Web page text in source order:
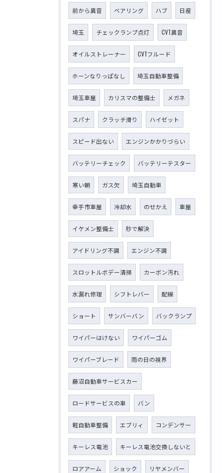
前から異音 ベアリング ハブ 日産
埼玉 チェックランプ点灯 CVT異音
オイルストレーナー CVTフルード
ホーンなりっぱなし 埼玉自動車整備
埼玉車屋 カリスマの整備士 メガネ
スパナ クラッチ滑り ハイゼット
スピード出ない エンジンかかりづらい
バッテリーチェック バッテリーテスター
寒い朝 ガス欠 埼玉自動車
幸手市車屋 冷却水 のせかえ 車屋
イケメン整備士 秒で解決
アイドリング不調 エンジン不調
スロットルボデー清掃 カーボン汚れ
水漏れ修理 シフトレバー 配線
ショート サンバーバン バックランプ
ワイパーはけない ワイパーゴム
ワイパーブレード 雨の日の視界
藤沼自動車サービスカー
ロードサービスの車 バン
軽自動車整備 エブリィ コンデンサー
キーレス電池 キーレス電池交換しないと
ロアアーム ショック リヤメンバー